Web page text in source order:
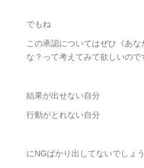
でもね
この承認についてはぜひ《あ
な？って考えてみて欲しいので
結果が出せない自分
行動がとれない自分
にNGばかり出してないでしょ